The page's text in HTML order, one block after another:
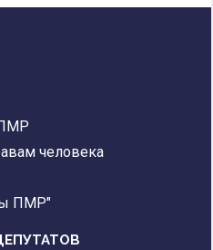
человека
ПМР"